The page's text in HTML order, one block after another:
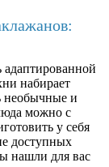
адаптированной
набирает
необычные и
можно с
у себя
доступных
нашли для вас